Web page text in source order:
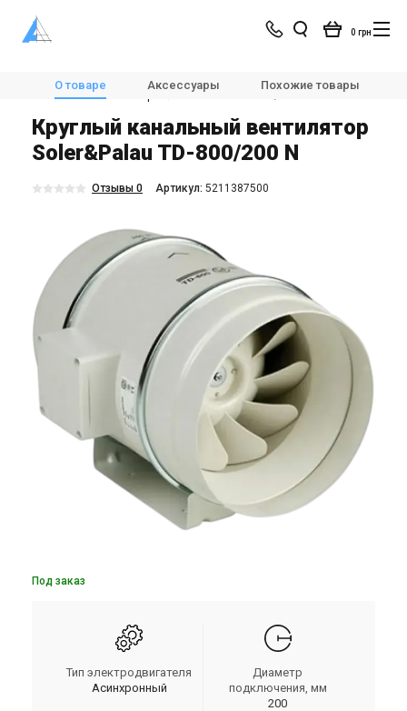
0 грн
Магазин Вентиляция
Вентиляторы
Канальные вентиляторы
Soler&Palau TD-800/200 N
О товаре Аксессуары Похожие товары
Круглый канальный вентилятор
Soler&Palau TD-800/200 N
Отзывы 0 Aртикул: 5211387500
Под заказ
Тип электродвигателя
Асинхронный
Диаметр
подключения, мм
200